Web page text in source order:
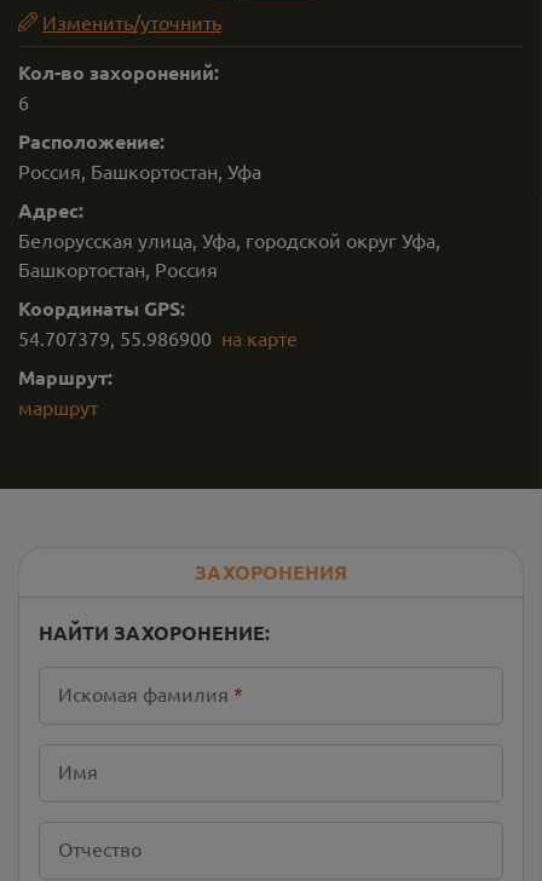
Изменить/уточнить
Кол-во захоронений:
6
Расположение:
Россия, Башкортостан, Уфа
Адрес:
Белорусская улица, Уфа, городской округ Уфа,
Башкортостан, Россия
Координаты GPS:
54.707379, 55.986900 на карте
Маршрут:
маршрут
ЗАХОРОНЕНИЯ
НАЙТИ ЗАХОРОНЕНИЕ:
Искомая фамилия *
Имя
Отчество